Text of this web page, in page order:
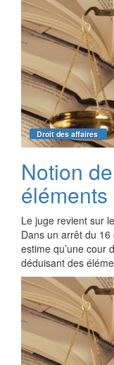
Droit des affaires
Notion
Le juge revient sur
Dans un arrêt du
estime qu’une cour
déduisant des